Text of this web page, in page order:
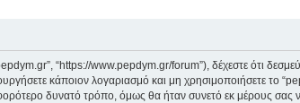
“https://www.pepdym.gr/forum”), δέχεστε ότι
κάποιον λογαριασμό και μη χρησιμοποιήσετε το
δυνατό τρόπο, όμως θα ήταν συνετό εκ μέρους σας